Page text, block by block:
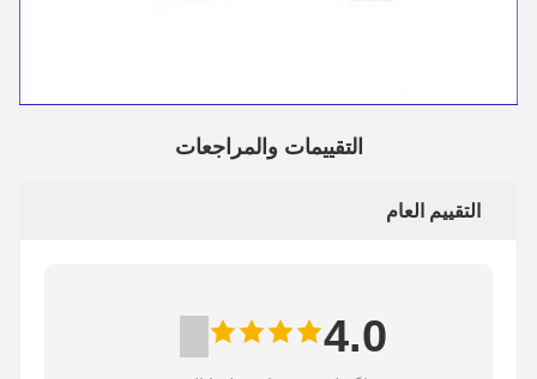
التقييمات والمراجعات
التقييم العام
4.0